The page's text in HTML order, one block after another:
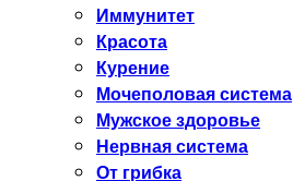
Иммунитет
Красота
Курение
Мочеполовая система
Мужское здоровье
Нервная система
От грибка